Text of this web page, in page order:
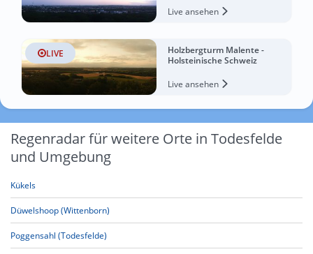
Live ansehen
LIVE
Holzbergturm Malente -
Holsteinische Schweiz
Live ansehen
Regenradar für weitere Orte in Todesfelde
und Umgebung
Kükels
Düwelshoop (Wittenborn)
Poggensahl (Todesfelde)